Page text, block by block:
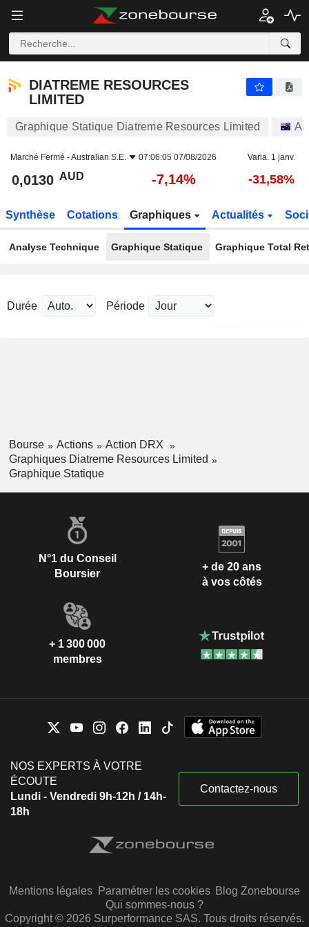
DIATREME RESOURCES
LIMITED
Graphique Statique Diatreme Resources Limited
Marché Fermé -Australian S.E. 07:06:05 07/08/2026 Varia. 1 janv.
0,0130 AUD -7,14% -31,58%
Synthèse Cotations Graphiques Actualités
Analyse Technique Graphique Statique Graphique Total
Durée Période
Bourse Actions
Action DRX
Graphiques Diatreme Resources Limited
Graphique Statique
N°1 du Conseil
Boursier
+ de 20 ans
à vos côtés
+ 1 300 000
membres
NOS EXPERTS À VOTRE
ÉCOUTE
Lundi - Vendredi 9h-12h / 14h-
18h
Contactez-nous
Mentions légales Paramétrer les cookies Blog Zonebourse
Qui sommes-nous ?
Copyright © 2026 Surperformance SAS. Tous droits réservés.